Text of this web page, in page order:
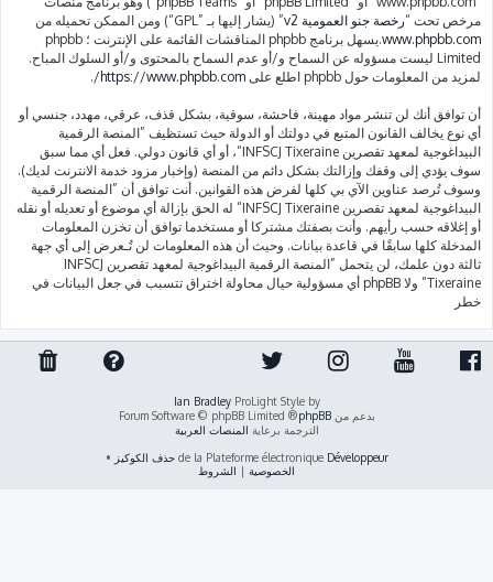
مرخص تحت “رخصة جنو العمومية v2
” (يشار إليها بـ ”GPL“) ومن الممكن تحميله من
www.phpbb.com
.يسهل برنامج phpbb المناقشات القائمة على الإنترنت ؛ phpbb
Limited ليست مسؤوله عن السماح و/أو عدم السماح بالمحتوى و/أو السلوك المباح.
لمزيد من المعلومات حول phpbb اطلع على
https://www.phpbb.com/
.
أن توافق أنك لن تنشر مواد مهينة، فاحشة، سوقية، بشكل قذف، عرقي، مهدد، جنسي أو
أي نوع يخالف القانون المتبع في دولتك أو الدولة حيث تستظيف ”المنصة الرقمية
البيداغوجية لمعهد تقصرين INFSCJ Tixeraine“، أو أي قانون دولي. فعل أي مما سبق
سوف يؤدي إلى وقفك وإزالتك بشكل دائم من المنصة (وإخبار مزود خدمة الانترنت لديك).
وسوف تُرصد عناوين الآي بي كلها لفرض هذه القوانين. أنت توافق أن ”المنصة الرقمية
البيداغوجية لمعهد تقصرين INFSCJ Tixeraine“ له الحق بإزالة أي موضوع أو تعديله أو نقله
أو إغلاقه حسب رأيهم. وأنت بصفتك مشتركا أو مستخدما توافق أن تخزن المعلومات
المدخلة كلها سابقًا في قاعدة بيانات. وحيث أن هذه المعلومات لن تُـعرض إلى أي جهة
ثالثة دون علمك، لن يتحمل ”المنصة الرقمية البيداغوجية لمعهد تقصرين INFSCJ
Tixeraine“ ولا phpBB أي مسؤولية حيال محاولة اختراق تتسبب في جعل البيانات في
خطر
ProLight Style by
Ian Bradley
بدعم منphpBB
® Forum Software © phpBB Limited
الترجمة برعاية المنصات العربية
Développeur
de la Plateforme électronique حذف الكوكيز •
الخصوصية | الشروط